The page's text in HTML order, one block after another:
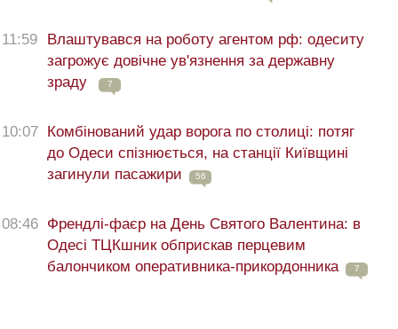
11:59
Влаштувався на роботу агентом рф: одеситу
загрожує довічне ув'язнення за державну
зраду
7
10:07 Комбінований удар ворога по столиці: потяг
до Одеси спізнюється, на станції Київщині
загинули пасажири
56
08:46 Френдлі-фаєр на День Святого Валентина: в
Одесі ТЦКшник обприскав перцевим
балончиком оперативника-прикордонника
7